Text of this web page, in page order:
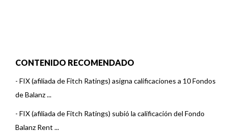
CONTENIDO RECOMENDADO
- FIX (afiliada de Fitch Ratings) asigna calificaciones a 10 Fondos
de Balanz ...
- FIX (afiliada de Fitch Ratings) subió la calificación del Fondo
Balanz Rent ...